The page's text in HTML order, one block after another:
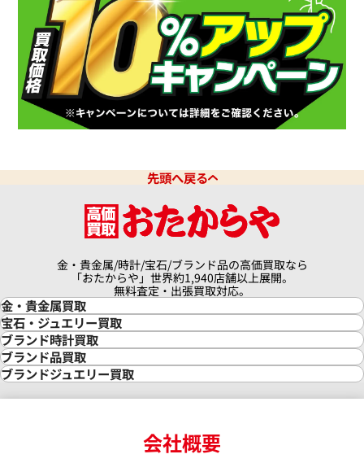
先頭へ戻る
金・貴金属/時計/宝石/ブランド品の高価買取なら
「おたからや」世界約1,940店舗以上展開。
無料査定・出張買取対応。
金・貴金属買取
金買取
金の相場価格情報
金の参考買取価格一覧
インゴット買取
インゴットの相場価格情報
24金買取
宝石・ジュエリー買取
宝石・ジュエリー買取
ダイヤモンド買取
ダイヤモンド・宝石の参考価格一覧
リング・結婚指輪買取
エメラルド買取
ブランド時計買取
時計買取
ロレックス買取
ロレックス デイトナ買取
ロレックス サブマリーナー買取
ロレックス エクスプローラー買取
ロレックス デイトジャスト買取
ブランド品買取
ブランド買取
ブランドジュエリー買取
ヴァンクリーフ＆アーペル買取会社概要